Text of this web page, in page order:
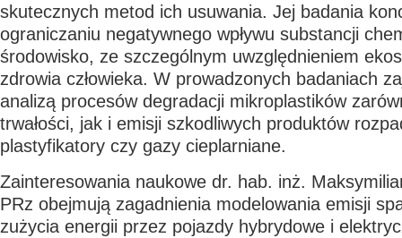
skutecznych metod ich usuwania. Jej badania
ograniczaniu negatywnego wpływu substancji
środowisko, ze szczególnym uwzględnieniem
zdrowia człowieka. W prowadzonych badaniach
analizą procesów degradacji mikroplastików
trwałości, jak i emisji szkodliwych produktów
plastyfikatory czy gazy cieplarniane.
Zainteresowania naukowe dr. hab. inż.
PRz obejmują zagadnienia modelowania emisji
zużycia energii przez pojazdy hybrydowe i